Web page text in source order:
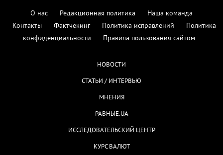
О нас Редакционная политика
Наша команда
Контакты
Фактчекинг Политика исправлений
Политика
конфиденциальности
Правила пользования сайтом
НОВОСТИ
СТАТЬИ / ИНТЕРВЬЮ
МНЕНИЯ
РАВНЫЕ.UA
ИССЛЕДОВАТЕЛЬСКИЙ ЦЕНТР
КУРС ВАЛЮТ